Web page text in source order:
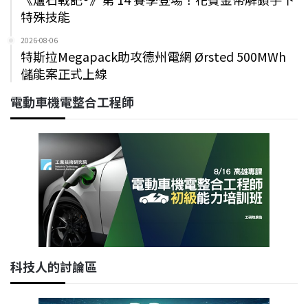
特殊技能
2026-08-06
特斯拉Megapack助攻德州電網 Ørsted 500MWh
儲能案正式上線
電動車機電整合工程師
科技人的討論區